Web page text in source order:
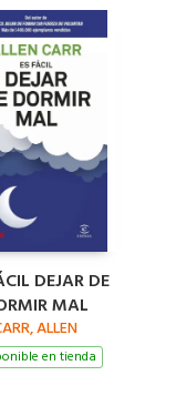
DEJAR DE
MAL
ALLEN
en tienda